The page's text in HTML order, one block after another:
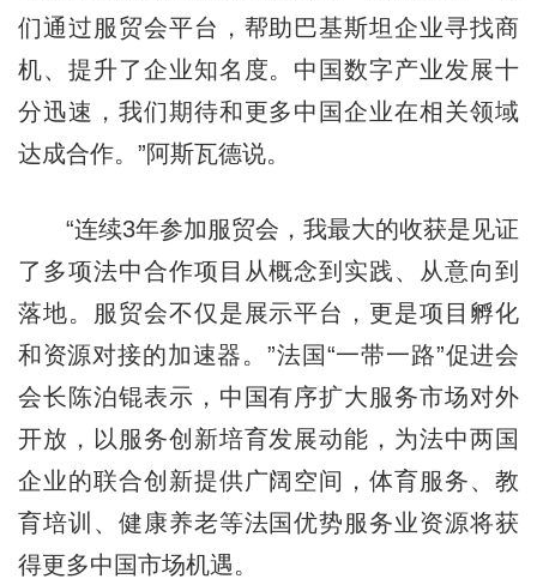
们通过服贸会平台，帮助巴基斯坦企业寻找商
机、提升了企业知名度。中国数字产业发展十
分迅速，我们期待和更多中国企业在相关领域
达成合作。”阿斯瓦德说。
“连续3年参加服贸会，我最大的收获是见证
了多项法中合作项目从概念到实践、从意向到
落地。服贸会不仅是展示平台，更是项目孵化
和资源对接的加速器。”法国“一带一路”促进会
会长陈泊锟表示，中国有序扩大服务市场对外
开放，以服务创新培育发展动能，为法中两国
企业的联合创新提供广阔空间，体育服务、教
育培训、健康养老等法国优势服务业资源将获
得更多中国市场机遇。